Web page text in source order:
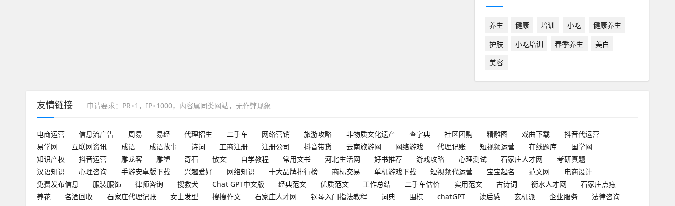
养生 健康 培训 小吃
健康养生
护肤
小吃培训 春季养生
美白
美容
友情链接 申请要求：PR≥1，IP≥1000，内容属同类网站，无作弊现象
电商运营 信息流广告 周易 易经 代理招生 二手车 网络营销 旅游攻略 非物质文化遗产 查字典 社区团购 精雕图 戏曲下载
抖音代运营
易学网
互联网资讯 成语 成语故事 诗词 工商注册 注册公司 抖音带货 云南旅游网 网络游戏 代理记账 短视频运营 在线题库
国学网
知识产权
抖音运营 雕龙客 雕塑 奇石 散文 自学教程 常用文书 河北生活网 好书推荐 游戏攻略 心理测试 石家庄人才网
考研真题
汉语知识
心理咨询 手游安卓版下载 兴趣爱好 网络知识 十大品牌排行榜 商标交易 单机游戏下载 短视频代运营 宝宝起名 范文网
电商设计
免费发布信息
服装服饰 律师咨询 搜救犬 Chat GPT中文版 经典范文 优质范文 工作总结 二手车估价 实用范文 古诗词 衡水人才网
石家庄点痣
养花
名酒回收 石家庄代理记账 女士发型 搜搜作文 石家庄人才网 钢琴入门指法教程 词典 围棋 chatGPT 读后感 玄机派 企业服务
法律咨询